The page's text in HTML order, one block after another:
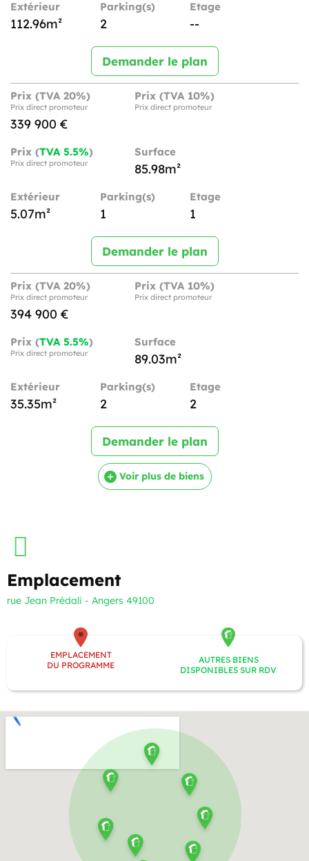
Extérieur
112.96m²
Parking(s)
2
Etage
--
Demander le plan
Prix (TVA 20%)
Prix direct promoteur
339 900 €
Prix (TVA 10%)
Prix direct promoteur
Prix (TVA 5.5%)
Prix direct promoteur
Surface
85.98m²
Extérieur
5.07m²
Parking(s)
1
Etage
1
Demander le plan
Prix (TVA 20%)
Prix direct promoteur
394 900 €
Prix (TVA 10%)
Prix direct promoteur
Prix (TVA 5.5%)
Prix direct promoteur
Surface
89.03m²
Extérieur
35.35m²
Parking(s)
2
Etage
2
Demander le plan
Voir plus de biens
Emplacement
rue Jean Prédali - Angers 49100
EMPLACEMENT
DU PROGRAMME
AUTRES BIENS
DISPONIBLES SUR RDV